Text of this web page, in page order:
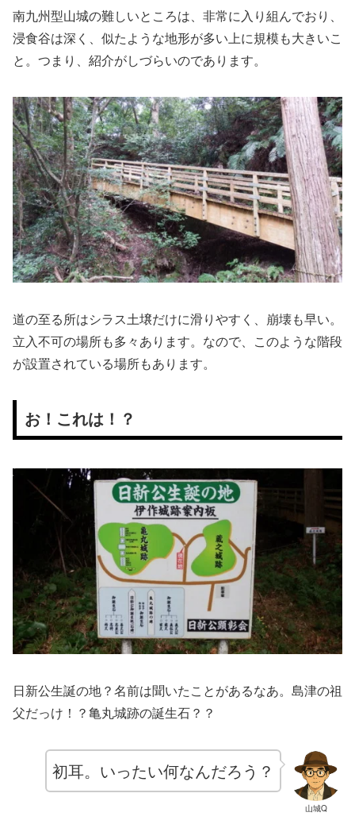
南九州型山城の難しいところは、非常に入り組んでおり、
浸食谷は深く、似たような地形が多い上に規模も大きいこ
と。つまり、紹介がしづらいのであります。
道の至る所はシラス土壌だけに滑りやすく、崩壊も早い。
立入不可の場所も多々あります。なので、このような階段
が設置されている場所もあります。
お！これは！？
日新公生誕の地？名前は聞いたことがあるなあ。島津の祖
父だっけ！？亀丸城跡の誕生石？？
山城Q
初耳。いったい何なんだろう？